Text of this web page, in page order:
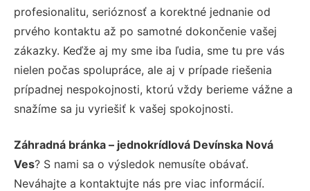
profesionalitu, serióznosť a korektné jednanie od
prvého kontaktu až po samotné dokončenie vašej
zákazky. Keďže aj my sme iba ľudia, sme tu pre vás
nielen počas spolupráce, ale aj v prípade riešenia
prípadnej nespokojnosti, ktorú vždy berieme vážne a
snažíme sa ju vyriešiť k vašej spokojnosti.
Záhradná bránka – jednokrídlová Devínska Nová
Ves? S nami sa o výsledok nemusíte obávať.
Neváhajte a kontaktujte nás pre viac informácií.